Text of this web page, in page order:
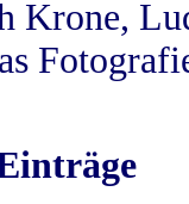
Krone,